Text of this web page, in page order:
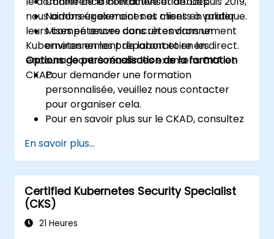
nous aidons également nos clients à valider
leurs compétences dans un environnement
Kubernetes en les préparant et en les
encourageant à réussir les examens CKA et
CKAD.
Nombreux exercices et mises en pratique.
Mises en œuvre concrètes dans un
environnement de laboratoire en direct.
Options de personnalisation de la formation
Pour demander une formation
personnalisée, veuillez nous contacter
pour organiser cela.
Pour en savoir plus sur le CKAD, consultez
https://training.linuxfoundation.org/
kubernetes-application-developer-
ckad/
En savoir plus...
Certified Kubernetes Security Specialist
(CKS)
21 Heures